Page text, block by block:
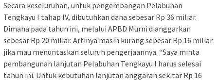
Secara keseluruhan, untuk pengembangan Pelabuhan
Tengkayu I tahap IV, dibutuhkan dana sebesar Rp 36 miliar.
Dimana pada tahun ini, melalui APBD Murni dianggarkan
sebesar Rp 20 miliar. Artinya masih kurang sebesar Rp 16 miliar
jika mau menuntaskan seluruh pengerjaannya. “Saya minta
pembangunan lanjutan Pelabuhan Tengkayu I harus selesai
tahun ini. Untuk kebutuhan lanjutan anggaran sekitar Rp 16